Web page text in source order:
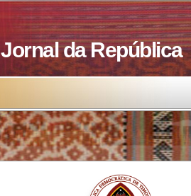
Jornal da República